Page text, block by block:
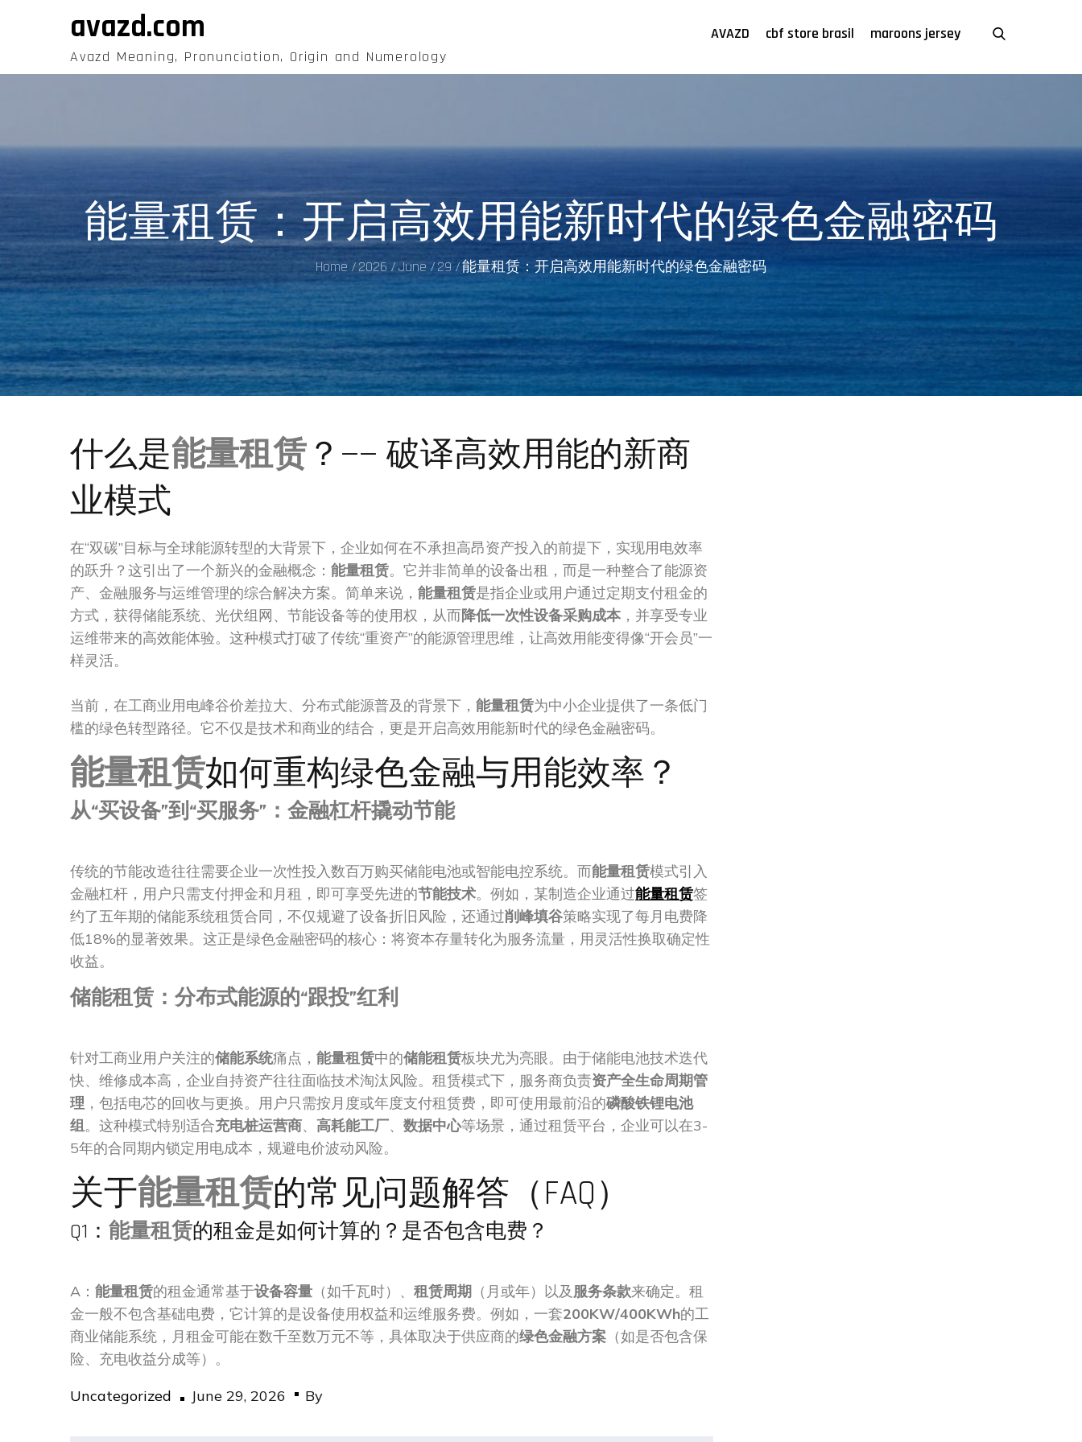
avazd.com
Avazd Meaning, Pronunciation, Origin and Numerology
AVAZD cbf store brasil maroons jersey
能量租赁：开启高效用能新时代的绿色金融密码
Home 2026 June 29 能量租赁：开启高效用能新时代的绿色金融密码
什么是能量租赁 ？—— 破译高效用能的新商
业模式
在“双碳”目标与全球能源转型的大背景下，企业如何在不承担高昂资产投入的前提下，实现用电效率
的跃升？这引出了一个新兴的金融概念： 能量租赁。它并非简单的设备出租，而是一种整合了能源资
产、金融服务与运维管理的综合解决方案。简单来说， 能量租赁是指企业或用户通过定期支付租金的
方式，获得储能系统、光伏组网、节能设备等的使用权，从而降低一次性设备采购成本 ，并享受专业
运维带来的高效能体验。这种模式打破了传统“重资产”的能源管理思维，让高效用能变得像“开会员”一
样灵活。
当前，在工商业用电峰谷价差拉大、分布式能源普及的背景下， 能量租赁为中小企业提供了一条低门
槛的绿色转型路径。它不仅是技术和商业的结合，更是开启高效用能新时代的绿色金融密码。
能量租赁如何重构绿色金融与用能效率？
从“买设备”到“买服务”：金融杠杆撬动节能
传统的节能改造往往需要企业一次性投入数百万购买储能电池或智能电控系统。而能量租赁模式引入
金融杠杆，用户只需支付押金和月租，即可享受先进的节能技术。例如，某制造企业通过能量租赁签
约了五年期的储能系统租赁合同，不仅规避了设备折旧风险，还通过削峰填谷策略实现了每月电费降
低18%的显著效果。这正是绿色金融密码的核心：将资本存量转化为服务流量，用灵活性换取确定性
收益。
储能租赁：分布式能源的“跟投”红利
针对工商业用户关注的储能系统痛点， 能量租赁中的储能租赁板块尤为亮眼。由于储能电池技术迭代
快、维修成本高，企业自持资产往往面临技术淘汰风险。租赁模式下，服务商负责资产全生命周期管
理 ，包括电芯的回收与更换。用户只需按月度或年度支付租赁费，即可使用最前沿的磷酸铁锂电池
组。这种模式特别适合充电桩运营商、 高耗能工厂、 数据中心等场景，通过租赁平台，企业可以在3-
5年的合同期内锁定用电成本，规避电价波动风险。
关于能量租赁的常见问题解答（FAQ）
Q1： 能量租赁的租金是如何计算的？是否包含电费？
A： 能量租赁的租金通常基于设备容量 （如千瓦时）、 租赁周期 （月或年）以及服务条款来确定。租
金一般不包含基础电费，它计算的是设备使用权益和运维服务费。例如，一套200KW/400KWh的工
商业储能系统，月租金可能在数千至数万元不等，具体取决于供应商的绿色金融方案 （如是否包含保
险、充电收益分成等）。
Uncategorized
Posted
June 29, 2026 By